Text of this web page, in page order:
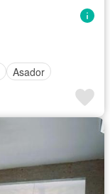
Asador